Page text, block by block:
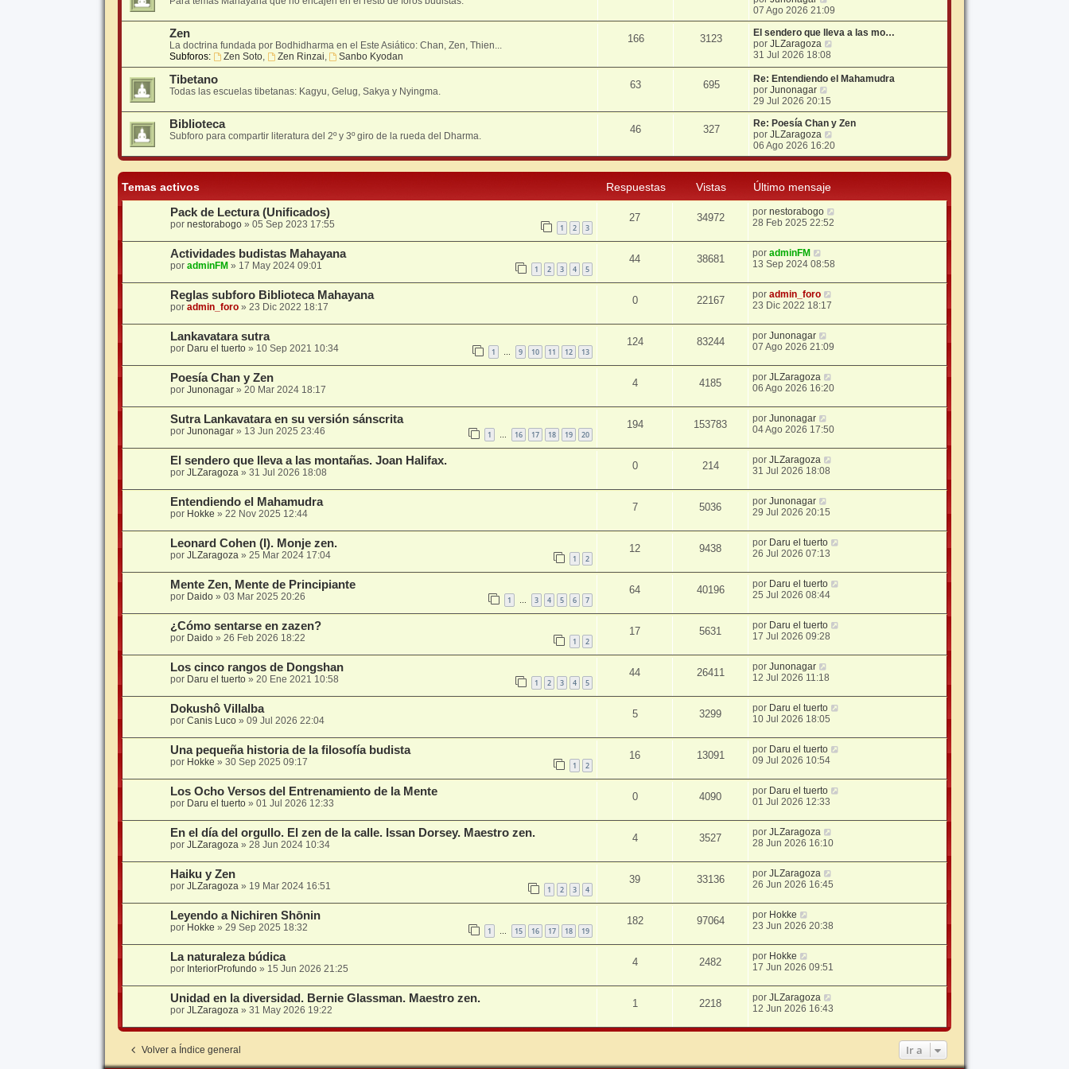
e
r
ú
l
t
i
m
m
e
n
s
a
j
07 Ago 2026 21:09
Zen
La doctrina fundada por Bodhidharma en el Este Asiático: Chan, Zen, Thien...
Subforos:
Zen Soto, Zen Rinzai Sanbo Kyodan
166 3123
El sendero que lleva a las mo…
porJLZaragoza
r
ú
i
m
o
m
e
j
31 Jul 2026 18:08
Tibetano
Todas las escuelas tibetanas: Kagyu, Gelug, Sakya y Nyingma.
63 695
Re: Entendiendo el Mahamudra
porJunonagar
e
r
ú
l
t
i
m
e
n
s
j
29 Jul 2026 20:15
Biblioteca
Subforo para compartir literatura del 2º y 3º giro de la rueda del Dharma.
46 327
Re: Poesía Chan y Zen
porJLZaragoza
e
r
i
e
s
06 Ago 2026 16:20
Temas activos Respuestas Vistas
Último mensaje
Pack de Lectura (Unificados)
por nestorabogo» 05 Sep 2023 17:55 1 2 3
27 34972 pornestorabogo
28 Feb 2025 22:52
Actividades budistas Mahayana
por adminFM» 17 May 2024 09:01 1 2 3 4 5
44 38681 poradminFM
13 Sep 2024 08:58
Reglas subforo Biblioteca Mahayana
por admin_foro» 23 Dic 2022 18:17
0 22167 poradmin_foro
23 Dic 2022 18:17
Lankavatara sutra
por Daru el tuerto» 10 Sep 2021 10:34 1 … 9 10 11 12 13
124 83244 porJunonagar
07 Ago 2026 21:09
Poesía Chan y Zen
por Junonagar» 20 Mar 2024 18:17
4 4185 porJLZaragoza
06 Ago 2026 16:20
Sutra Lankavatara en su versión sánscrita
por Junonagar» 13 Jun 2025 23:46 1 … 16 17 18 19 20
194 153783 porJunonagar
04 Ago 2026 17:50
El sendero que lleva a las montañas. Joan Halifax.
por JLZaragoza » 31 Jul 2026 18:08
0 214 porJLZaragoza
31 Jul 2026 18:08
Entendiendo el Mahamudra
por Hokke » 22 Nov 2025 12:44
7 5036 porJunonagar
29 Jul 2026 20:15
Leonard Cohen (I). Monje zen.
por JLZaragoza » 25 Mar 2024 17:04 1 2
12 9438 por Daru el tuerto
26 Jul 2026 07:13
Mente Zen, Mente de Principiante
por Daido» 03 Mar 2025 20:26 1 … 3 4 5 6 7
64 40196 por Daru el tuerto
25 Jul 2026 08:44
¿Cómo sentarse en zazen?
por Daido» 26 Feb 2026 18:22 1 2
17 5631 por Daru el tuerto
17 Jul 2026 09:28
Los cinco rangos de Dongshan
por Daru el tuerto» 20 Ene 2021 10:58 1 2 3 4 5
44 26411 porJunonagar
12 Jul 2026 11:18
Dokushô Villalba
por Canis Luco» 09 Jul 2026 22:04
5 3299 por Daru el tuerto
10 Jul 2026 18:05
Una pequeña historia de la filosofía budista
por Hokke » 30 Sep 2025 09:17 1 2
16 13091 por Daru el tuerto
09 Jul 2026 10:54
Los Ocho Versos del Entrenamiento de la Mente
por Daru el tuerto» 01 Jul 2026 12:33
0 4090 por Daru el tuerto
01 Jul 2026 12:33
En el día del orgullo. El zen de la calle. Issan Dorsey. Maestro zen.
por JLZaragoza » 28 Jun 2024 10:34
4 3527 porJLZaragoza
28 Jun 2026 16:10
Haiku y Zen
por JLZaragoza » 19 Mar 2024 16:51 1 2 3 4
39 33136 porJLZaragoza
26 Jun 2026 16:45
Leyendo a Nichiren Shōnin
por Hokke » 29 Sep 2025 18:32 1 … 15 16 17 18 19
182 97064 por Hokke
23 Jun 2026 20:38
La naturaleza búdica
por InteriorProfundo» 15 Jun 2026 21:25
4 2482 por Hokke
17 Jun 2026 09:51
Unidad en la diversidad. Bernie Glassman. Maestro zen.
por JLZaragoza » 31 May 2026 19:22
1 2218 porJLZaragoza
12 Jun 2026 16:43
Volver a Índice general Ir a